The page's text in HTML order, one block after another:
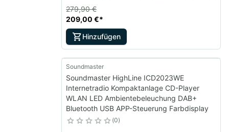
209,00 €*
279,90 €
Hinzufügen
Soundmaster
Soundmaster HighLine ICD2023WE
Internetradio Kompaktanlage CD-Player
WLAN LED Ambientebeleuchung DAB+
Bluetooth USB APP-Steuerung Farbdisplay
0